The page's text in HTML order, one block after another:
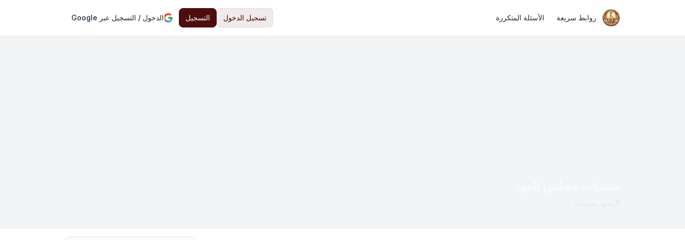
روابط سريعة الأسئلة المتكررة تسجيل الدخول التسجيل الدخول / التسجيل عبر Google